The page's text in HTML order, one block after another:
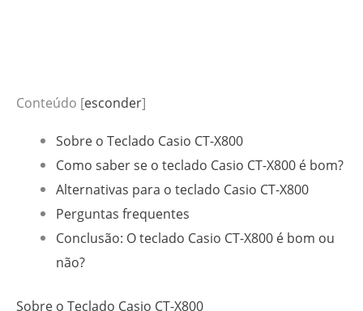
Conteúdo [esconder]
Sobre o Teclado Casio CT-X800
Como saber se o teclado Casio CT-X800 é bom?
Alternativas para o teclado Casio CT-X800
Perguntas frequentes
Conclusão: O teclado Casio CT-X800 é bom ou
não?
Sobre o Teclado Casio CT-X800